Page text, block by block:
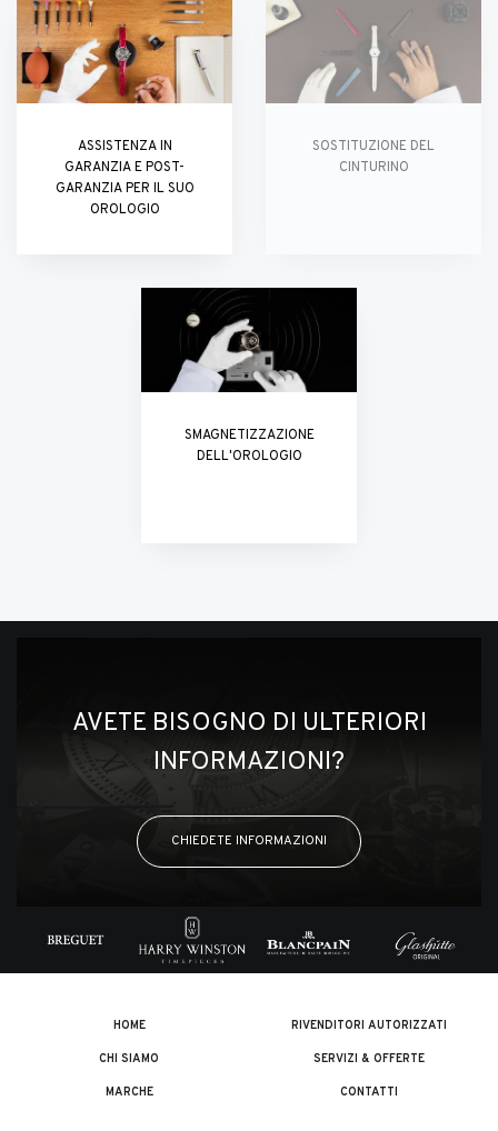
ASSISTENZA IN
GARANZIA E POST-
GARANZIA PER IL SUO
OROLOGIO
SOSTITUZIONE DEL
CINTURINO
SMAGNETIZZAZIONE
DELL'OROLOGIO
AVETE BISOGNO DI ULTERIORI
INFORMAZIONI?
CHIEDETE INFORMAZIONI
HOME
CHI SIAMO
MARCHE
RIVENDITORI AUTORIZZATI
SERVIZI & OFFERTE
CONTATTI